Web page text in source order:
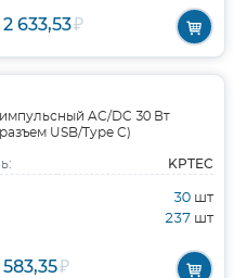
2 633,53₽
AC/DC 30 Вт
USB/Type C)
KPTEC
30 шт
237 шт
583,35₽